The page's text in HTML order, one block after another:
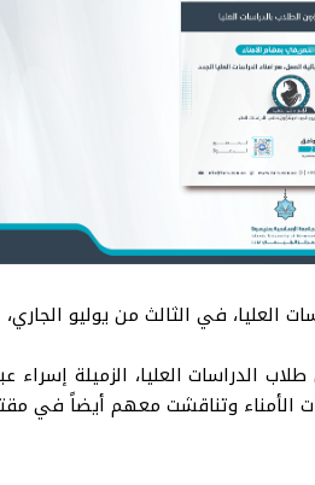
العليا، في الثالث من يوليو
الدراسات العليا، الزميلة
الأمناء وتناقشت معهم أيضاً في